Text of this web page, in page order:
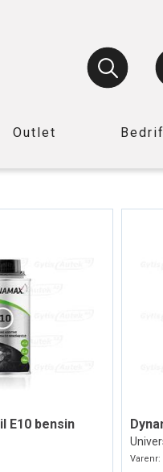
Outlet
E10 bensin
Varenr: